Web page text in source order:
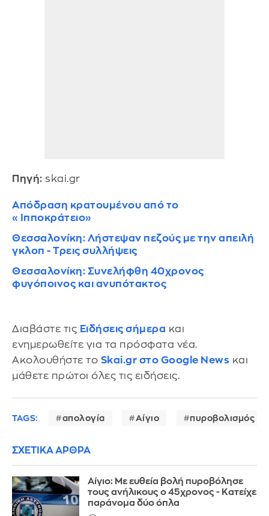
Πηγή: skai.gr
Απόδραση κρατουμένου από το
«Ιπποκράτειο»
Θεσσαλονίκη: Λήστεψαν πεζούς με την απειλή
γκλοπ - Τρεις συλλήψεις
Θεσσαλονίκη: Συνελήφθη 40χρονος
φυγόποινος και ανυπότακτος
Διαβάστε τις Ειδήσεις σήμερα και
ενημερωθείτε για τα πρόσφατα νέα.
Ακολουθήστε το Skai.gr στο Google News και
μάθετε πρώτοι όλες τις ειδήσεις.
TAGS: απολογία Αίγιο πυροβολισμός
ΣΧΕΤΙΚΑ ΑΡΘΡΑ
Αίγιο: Με ευθεία βολή πυροβόλησε
τους ανήλικους ο 45χρονος - Κατείχε
παράνομα δύο όπλα